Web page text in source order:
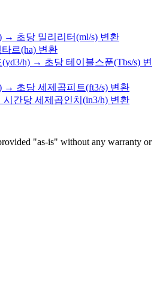
→ 초당 밀리리터(ml/s) 변환
르(ha) 변환
h) → 초당 테이블스푼(Tbs/s) 변
→ 초당 세제곱피트(ft3/s) 변환
간당 세제곱인치(in3/h) 변환
"as-is" without any warranty or